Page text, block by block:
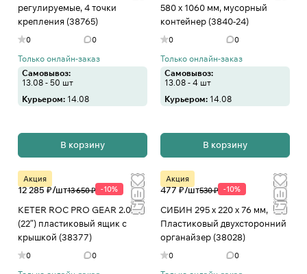
регулируемые, 4 точки
крепления (38765)
0 0
Только онлайн-заказ
Самовывоз:
13.08 - 50 шт
Курьером: 14.08
В корзину
580 х 1060 мм, мусорный
контейнер (3840-24)
0 0
Только онлайн-заказ
Самовывоз:
13.08 - 4 шт
Курьером: 14.08
В корзину
Акция
12 285 ₽/шт13 650 ₽ -10%
KETER ROC PRO GEAR 2.0
(22″) пластиковый ящик с
крышкой (38377)
0 0
Акция
477 ₽/шт530 ₽ -10%
СИБИН 295 х 220 х 76 мм,
Пластиковый двухсторонний
органайзер (38028)
0 0